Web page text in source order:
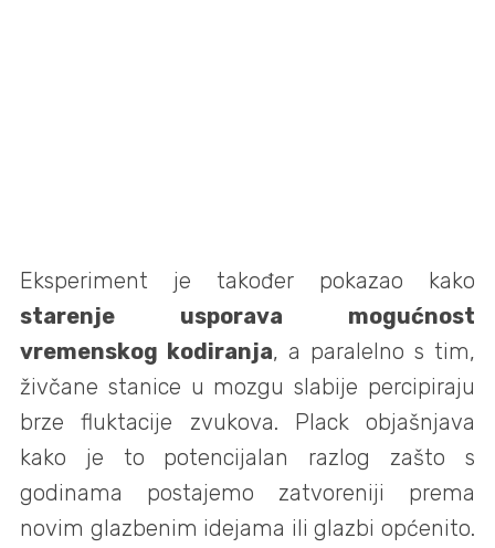
Eksperiment je također pokazao kako
starenje usporava mogućnost
vremenskog kodiranja, a paralelno s tim,
živčane stanice u mozgu slabije percipiraju
brze fluktacije zvukova. Plack objašnjava
kako je to potencijalan razlog zašto s
godinama postajemo zatvoreniji prema
novim glazbenim idejama ili glazbi općenito.